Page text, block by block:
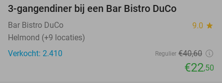
3-gangendiner bij een Bar Bistro DuCo
Bar Bistro DuCo 9.0 star
Helmond (+9 locaties)
Verkocht: 2.410
Regulier €40,60
€22,50